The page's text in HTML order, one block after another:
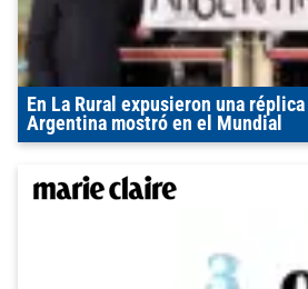
En La Rural expusieron una
Argentina mostró en el Mundial